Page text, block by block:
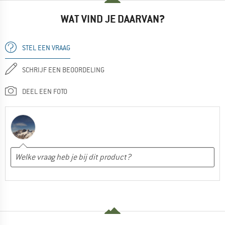
WAT VIND JE DAARVAN?
STEL EEN VRAAG
SCHRIJF EEN BEOORDELING
DEEL EEN FOTO